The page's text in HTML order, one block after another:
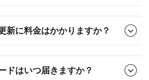
新に料金はかかりますか？
ドはいつ届きますか？